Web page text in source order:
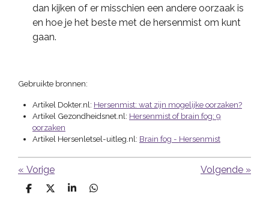
dan kijken of er misschien een andere oorzaak is
en hoe je het beste met de hersenmist om kunt
gaan.
Gebruikte bronnen:
Artikel Dokter.nl: Hersenmist: wat zijn mogelijke oorzaken?
Artikel Gezondheidsnet.nl: Hersenmist of brain fog: 9
oorzaken
Artikel Hersenletsel-uitleg.nl: Brain fog - Hersenmist
« Vorige Volgende »
D
D
S
D